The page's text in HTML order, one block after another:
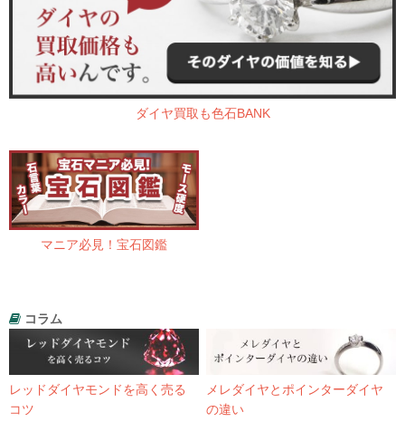
ダイヤ買取も色石BANK
マニア必見！宝石図鑑
コラム
レッドダイヤモンドを高く売る
コツ
メレダイヤとポインターダイヤ
の違い